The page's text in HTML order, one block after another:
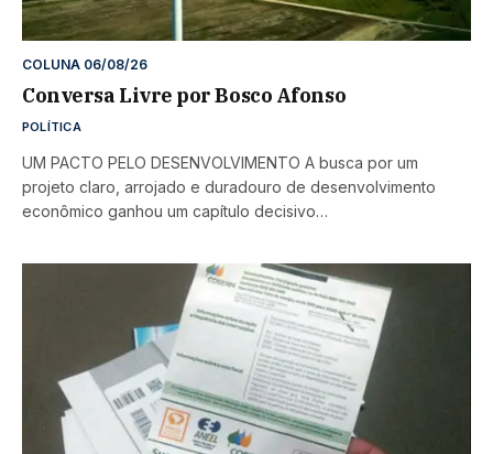
COLUNA 06/08/26
Conversa Livre por Bosco Afonso
POLÍTICA
UM PACTO PELO DESENVOLVIMENTO A busca por um
projeto claro, arrojado e duradouro de desenvolvimento
econômico ganhou um capítulo decisivo…